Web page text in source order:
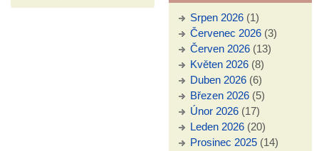
Srpen 2026(1)
Červenec 2026(3)
Červen 2026(13)
Květen 2026(8)
Duben 2026(6)
Březen 2026(5)
Únor 2026(17)
Leden 2026(20)
Prosinec 2025(14)